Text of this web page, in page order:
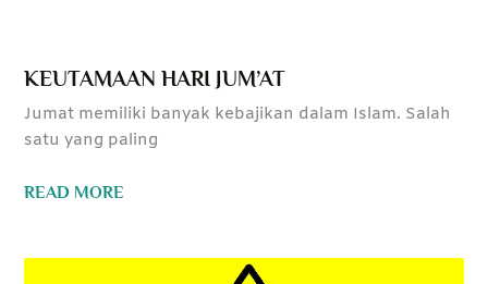
KEUTAMAAN HARI JUM’AT
Jumat memiliki banyak kebajikan dalam Islam. Salah
satu yang paling
READ MORE